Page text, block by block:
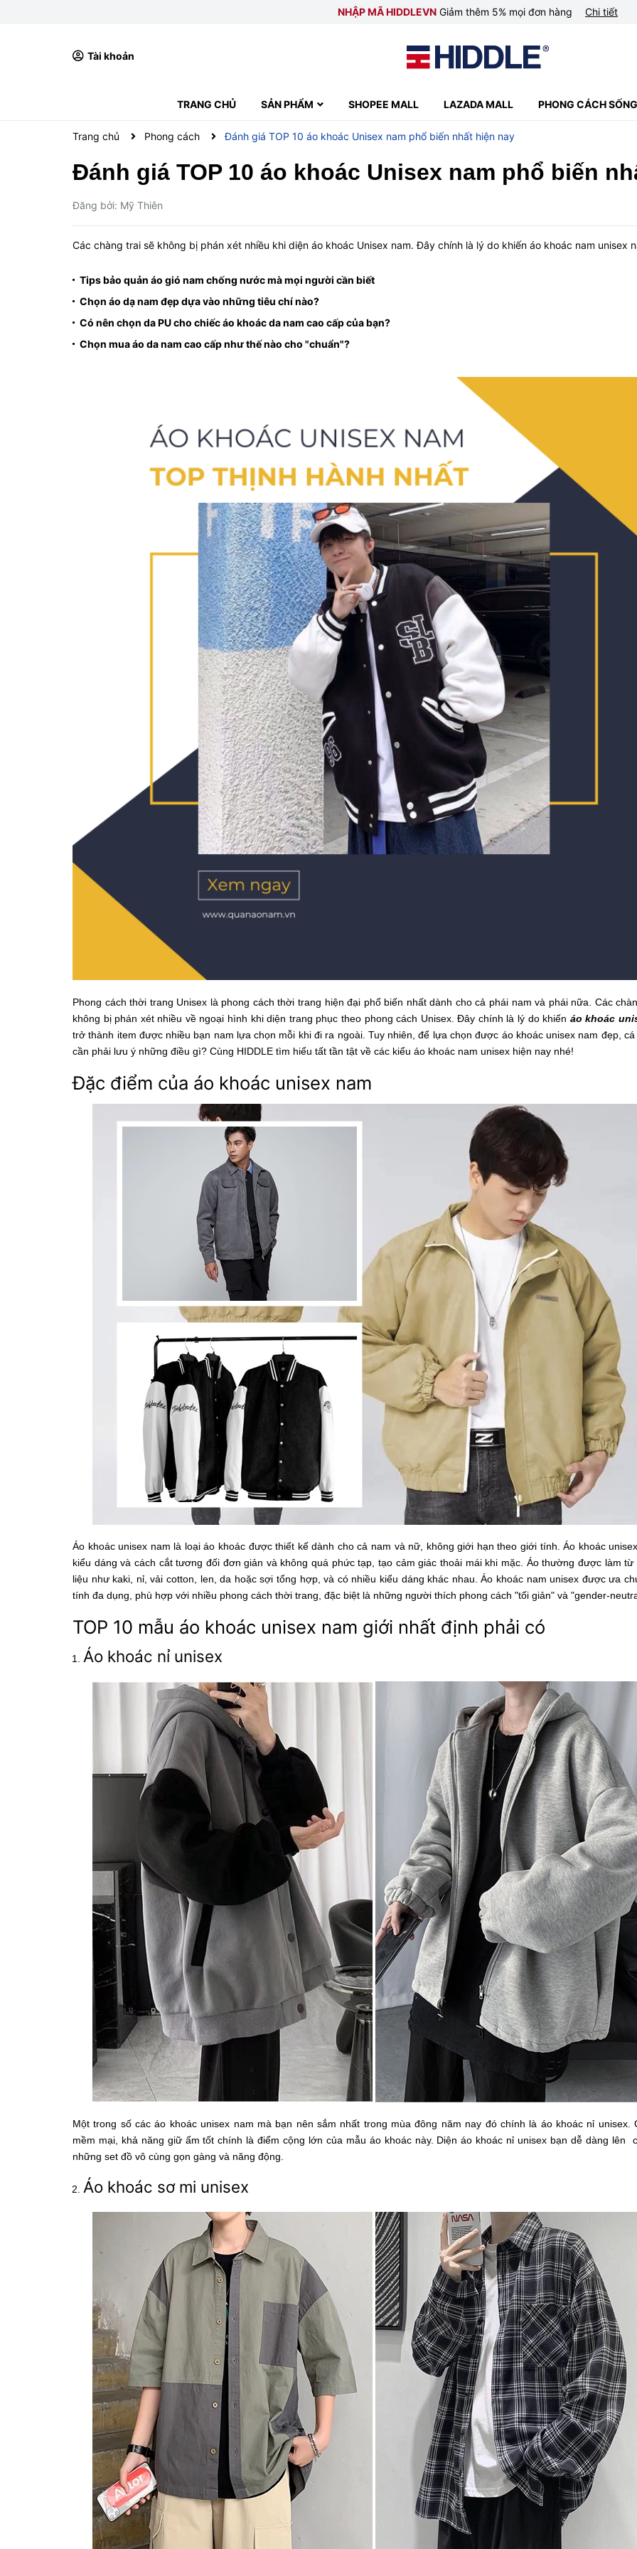
NHẬP MÃ HIDDLEVN Giảm thêm 5% mọi đơn hàng Chi tiết
Tài khoản
TRANG CHỦ SẢN PHẨM SHOPEE MALL LAZADA MALL PHONG CÁCH SỐNG
Trang chủ Phong cách Đánh giá TOP 10 áo khoác Unisex nam phổ biến nhất hiện nay
Đánh giá TOP 10 áo khoác Unisex nam phổ biến
Đăng bởi: Mỹ Thiên
Các chàng trai sẽ không bị phán xét nhiều khi diện áo khoác Unisex nam. Đây chính là lý do khiến áo khoác nam unisex
Tips bảo quản áo gió nam chống nước mà mọi người cần biết
Chọn áo dạ nam đẹp dựa vào những tiêu chí nào?
Có nên chọn da PU cho chiếc áo khoác da nam cao cấp của bạn?
Chọn mua áo da nam cao cấp như thế nào cho "chuẩn"?
Phong cách thời trang Unisex là phong cách thời trang hiện đại phổ biến nhất dành cho cả phái nam và phái nữa. Các
không bị phán xét nhiều về ngoại hình khi diện trang phục theo phong cách Unisex. Đây chính là lý do khiến áo khoác
trở thành item được nhiều bạn nam lựa chọn mỗi khi đi ra ngoài. Tuy nhiên, để lựa chọn được áo khoác unisex nam đẹp,
cần phải lưu ý những điều gì? Cùng HIDDLE tìm hiểu tất tần tật về các kiểu áo khoác nam unisex hiện nay nhé!
Đặc điểm của áo khoác unisex nam
Áo khoác unisex nam là loại áo khoác được thiết kế dành cho cả nam và nữ, không giới hạn theo giới tính. Áo khoác
kiểu dáng và cách cắt tương đối đơn giản và không quá phức tạp, tạo cảm giác thoải mái khi mặc. Áo thường được làm từ
liệu như kaki, nỉ, vải cotton, len, da hoặc sợi tổng hợp, và có nhiều kiểu dáng khác nhau. Áo khoác nam unisex được ưa
tính đa dụng, phù hợp với nhiều phong cách thời trang, đặc biệt là những người thích phong cách "tối giản" và "gender-
TOP 10 mẫu áo khoác unisex nam giới nhất định phải có
Áo khoác nỉ unisex
Một trong số các áo khoác unisex nam mà bạn nên sắm nhất trong mùa đông năm nay đó chính là áo khoác nỉ unisex.
mềm mại, khả năng giữ ấm tốt chính là điểm cộng lớn của mẫu áo khoác này. Diện áo khoác nỉ unisex bạn dễ dàng lên
những set đồ vô cùng gọn gàng và năng động.
Áo khoác sơ mi unisex